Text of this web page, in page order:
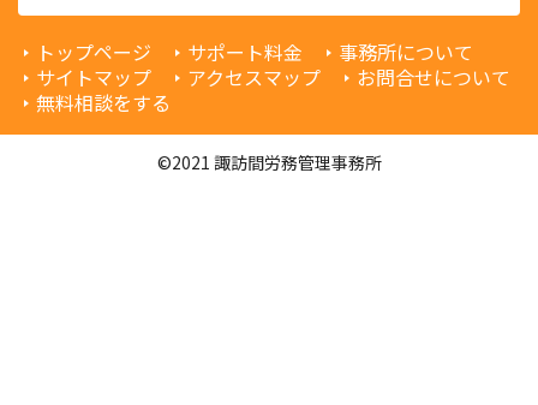
トップページ サポート料金
事務所について
サイトマップ
アクセスマップ
お問合せについて
無料相談をする
©2021 諏訪間労務管理事務所